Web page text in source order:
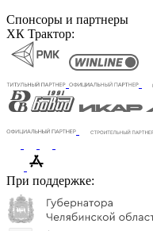
Спонсоры и партнеры
ХК Трактор:
При поддержке: